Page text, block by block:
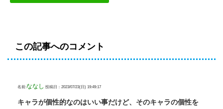
この記事へのコメント
名前:ななし 投稿日：2023/07/23(日) 19:49:17
キャラが個性的なのはいい事だけど、そのキャラの個性を